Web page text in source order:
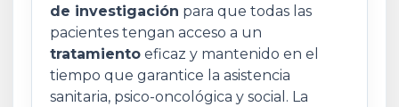
de investigación para que todas las
pacientes tengan acceso a un
tratamiento eficaz y mantenido en el
tiempo que garantice la asistencia
sanitaria, psico-oncológica y social. La